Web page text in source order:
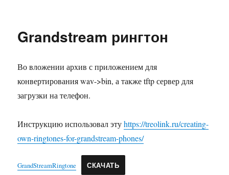
Grandstream рингтон
Во вложении архив с приложением для
конвертирования wav->bin, а также tftp сервер для
загрузки на телефон.
Инструкцию использовал этуhttps://treolink.ru/creating-
own-ringtones-for-grandstream-phones/
GrandStreamRingtone СКАЧАТЬ